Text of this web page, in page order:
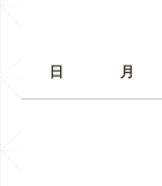
日 月